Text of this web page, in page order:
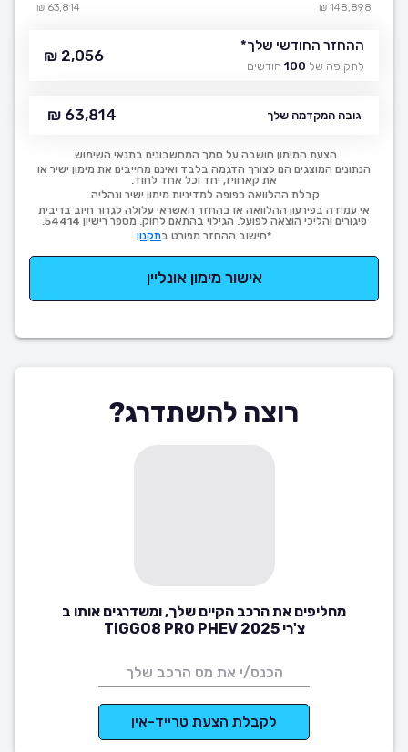
148,898 ₪
63,814 ₪
ההחזר החודשי שלך*
לתקופה של 100 חודשים
2,056 ₪
גובה המקדמה שלך 63,814 ₪
הצעת המימון חושבה על סמך המחשבונים בתנאי השימוש.
הנתונים המוצגים הם לצורך הדגמה בלבד ואינם מחייבים את מימון ישיר או
את קארוויז, יחד וכל אחד לחוד.
קבלת ההלוואה כפופה למדיניות מימון ישיר ונהליה.
אי עמידה בפירעון ההלוואה או בהחזר האשראי עלולה לגרור חיוב בריבית
פיגורים והליכי הוצאה לפועל. הגילוי בהתאם לחוק. מספר רישיון 54414.
*חישוב ההחזר מפורט בתקנון
אישור מימון אונליין
רוצה להשתדרג?
מחליפים את הרכב הקיים שלך, ומשדרגים אותו ב
צ'רי TIGGO8 PRO PHEV 2025
לקבלת הצעת טרייד-אין